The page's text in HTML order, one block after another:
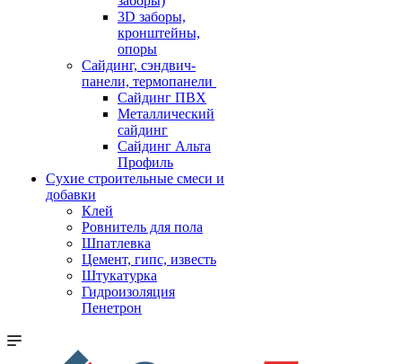
3D заборы,
кронштейны,
опоры
Cайдинг, сэндвич-
панели, термопанели
Сайдинг ПВХ
Металлический
сайдинг
Сайдинг Альта
Профиль
Сухие строительные смеси и
добавки
Клей
Ровнитель для пола
Шпатлевка
Цемент, гипс, известь
Штукатурка
Гидроизоляция
Пенетрон